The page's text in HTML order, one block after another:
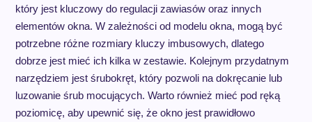
który jest kluczowy do regulacji zawiasów oraz innych
elementów okna. W zależności od modelu okna, mogą być
potrzebne różne rozmiary kluczy imbusowych, dlatego
dobrze jest mieć ich kilka w zestawie. Kolejnym przydatnym
narzędziem jest śrubokręt, który pozwoli na dokręcanie lub
luzowanie śrub mocujących. Warto również mieć pod ręką
poziomicę, aby upewnić się, że okno jest prawidłowo